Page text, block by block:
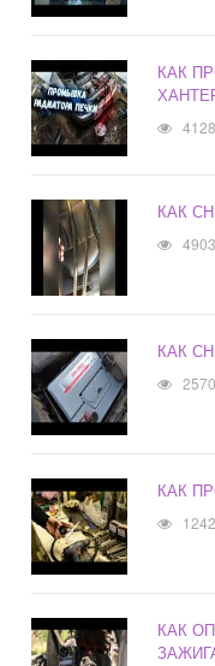
КАК
4128
КАК
4903
КАК
2570
КАК
1242
КАК